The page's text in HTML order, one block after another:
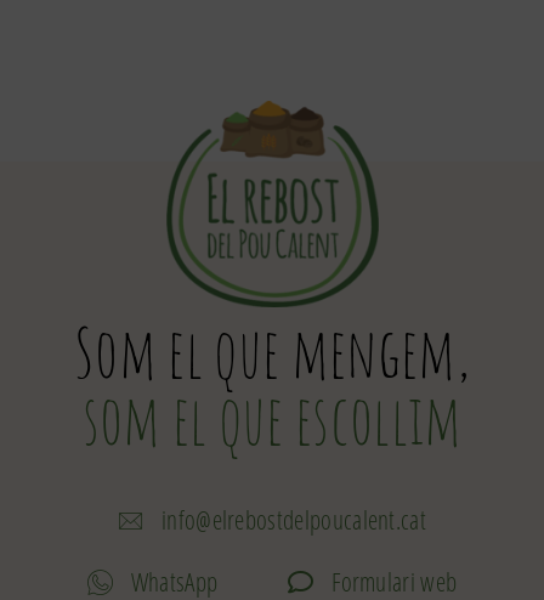
Som el que mengem,
som el que escollim
info@elrebostdelpoucalent.cat
WhatsApp
Formulari web